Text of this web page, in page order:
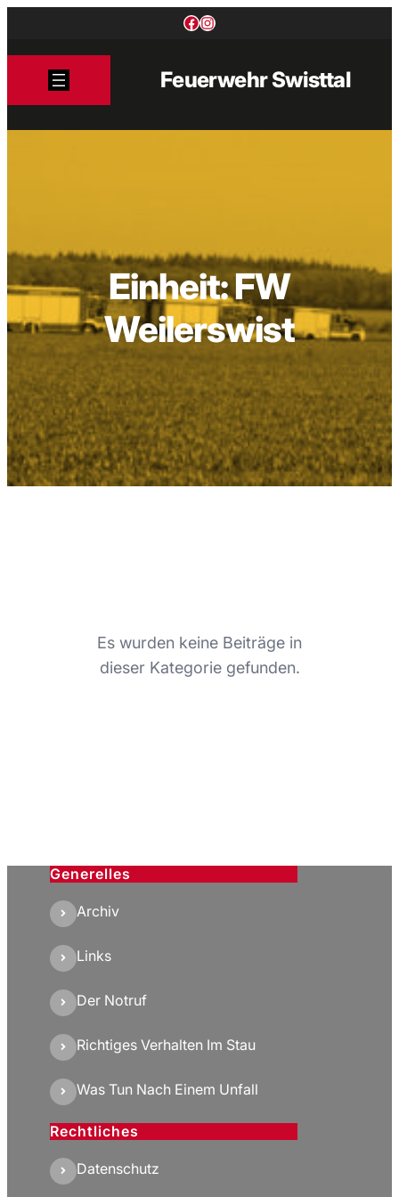
Facebook
Instagram
Feuerwehr Swisttal
Einheit:FW
Weilerswist
Es wurden keine Beiträge in
dieser Kategorie gefunden.
Generelles
Archiv
Links
Der Notruf
Richtiges Verhalten Im Stau
Was Tun Nach Einem Unfall
Rechtliches
Datenschutz